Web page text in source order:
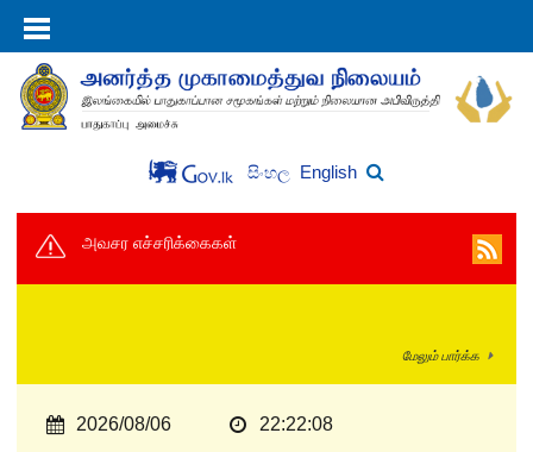
සිංහල English
அவசர எச்சரிக்கைகள்
மேலும் பார்க்க
2026/08/06 22:22:08